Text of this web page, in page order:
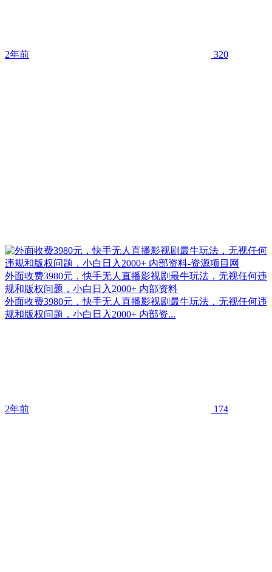
2年前 320
外面收费3980元，快手无人直播影视剧最牛玩法，无视任何违
规和版权问题，小白日入2000+ 内部资料
外面收费3980元，快手无人直播影视剧最牛玩法，无视任何违
规和版权问题，小白日入2000+ 内部资...
2年前 174